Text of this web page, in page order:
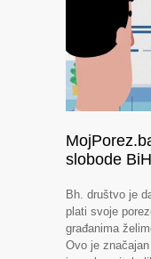
slobode
Bh. društvo je
plati svoje
građanima
Ovo je